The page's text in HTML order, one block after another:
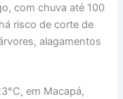
com chuva até 100
risco de corte de
alagamentos
em Macapá,